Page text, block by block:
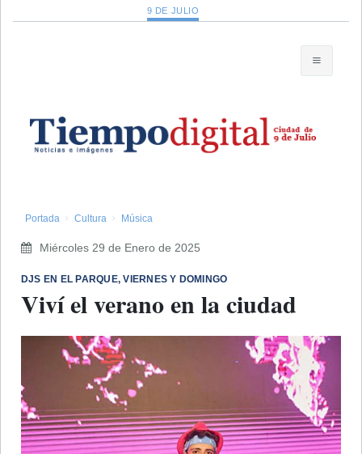
9 DE JULIO
Portada Cultura Música
Miércoles 29 de Enero de 2025
DJS EN EL PARQUE, VIERNES Y DOMINGO
Viví el verano en la ciudad